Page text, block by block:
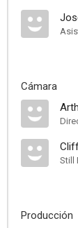
Cámara
Still
Producción